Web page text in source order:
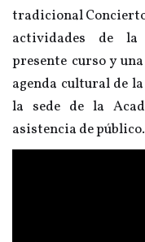
tradicional
actividades de la
presente curso y
agenda cultural de
la sede de la
asistencia de público.